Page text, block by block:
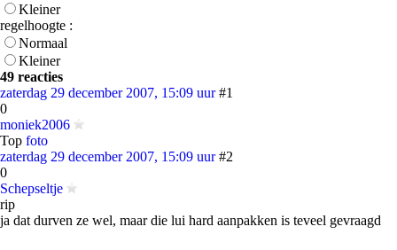
Kleiner
regelhoogte :
Normaal
Kleiner
49 reacties
zaterdag 29 december 2007, 15:09 uur #1
0
moniek2006
Top foto
zaterdag 29 december 2007, 15:09 uur #2
0
Schepseltje
rip
ja dat durven ze wel, maar die lui hard aanpakken is teveel gevraagd